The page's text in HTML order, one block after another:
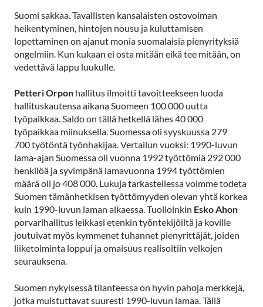
Suomi sakkaa. Tavallisten kansalaisten ostovoiman
heikentyminen, hintojen nousu ja kuluttamisen
lopettaminen on ajanut monia suomalaisia pienyrityksiä
ongelmiin. Kun kukaan ei osta mitään eikä tee mitään, on
vedettävä lappu luukulle.
Petteri Orpon hallitus ilmoitti tavoitteekseen luoda
hallituskautensa aikana Suomeen 100 000 uutta
työpaikkaa. Saldo on tällä hetkellä lähes 40 000
työpaikkaa miinuksella. Suomessa oli syyskuussa 279
700 työtöntä työnhakijaa. Vertailun vuoksi: 1990-luvun
lama-ajan Suomessa oli vuonna 1992 työttömiä 292 000
henkilöä ja syvimpänä lamavuonna 1994 työttömien
määrä oli jo 408 000. Lukuja tarkastellessa voimme todeta
Suomen tämänhetkisen työttömyyden olevan yhtä korkea
kuin 1990-luvun laman alkaessa. Tuolloinkin Esko Ahon
porvarihallitus leikkasi etenkin työntekijöiltä ja koville
joutuivat myös kymmenet tuhannet pienyrittäjät, joiden
liiketoiminta loppui ja omaisuus realisoitiin velkojen
seurauksena.
Suomen nykyisessä tilanteessa on hyvin pahoja merkkejä,
jotka muistuttavat suuresti 1990-luvun lamaa. Tällä